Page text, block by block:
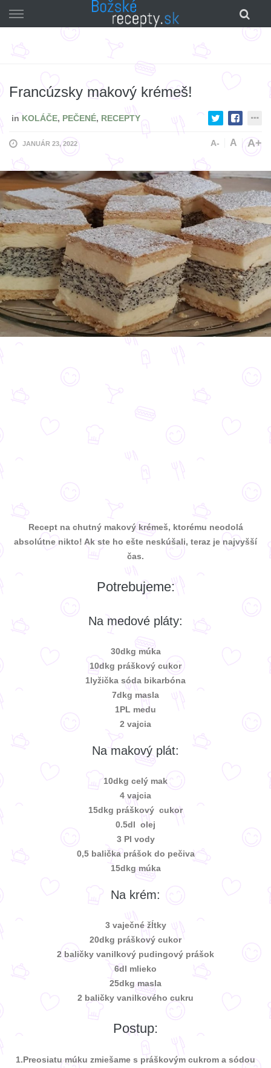
to
Francúzsky makový krémeš!
in KOLÁČE, PEČENÉ, RECEPTY
JANUÁR 23, 2022 A- A A+
Recept na chutný makový krémeš, ktorému neodolá
absolútne nikto! Ak ste ho ešte neskúšali, teraz je najvyšší
čas.
Potrebujeme:
Na medové pláty:
30dkg múka
10dkg práškový cukor
1lyžička sóda bikarbóna
7dkg masla
1PL medu
2 vajcia
Na makový plát:
10dkg celý mak
4 vajcia
15dkg práškový cukor
0.5dl olej
3 Pl vody
0,5 balička prášok do pečiva
15dkg múka
Na krém:
3 vaječné žĺtky
20dkg práškový cukor
2 baličky vanilkový pudingový prášok
6dl mlieko
25dkg masla
2 baličky vanilkového cukru
Postup:
1.Preosiatu múku zmiešame s práškovým cukrom a sódou